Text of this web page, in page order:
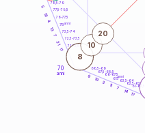
70
anni
61-62,5
62,5-63,5
63,5-64
66-67,5
67,5-68,5
68,5-69
71-72,5
72,5-73,5
73,5-74
76-77,5
77,5-78,5
78,5-79
17
14
7
11
3
19
9
11
21
7
13
4
18
5
8
10
20
65anni
75anni